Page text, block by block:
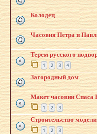
Колодец
Часовня Петра и
Терем русского
1 2 3 4
Загородный дом
Макет часовни Спаса
1 2 3
Строительство
1 2 3